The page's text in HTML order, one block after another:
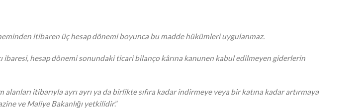
itibaren üç hesap dönemi boyunca bu madde hükümleri uygulanmaz.
hesap dönemi sonundaki ticari bilanço kârına kanunen kabul edilmeyen giderlerin
itibarıyla ayrı ayrı ya da birlikte sıfıra kadar indirmeye veya bir katına kadar artırmaya
ve Maliye Bakanlığı yetkilidir.”